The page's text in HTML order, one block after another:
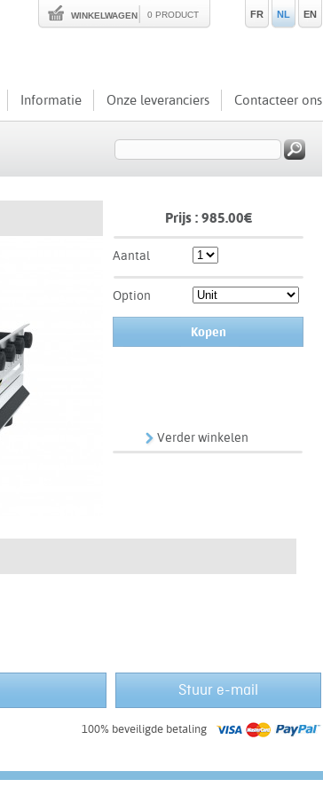
Informatie Onze leveranciers Contacteer ons
WINKELWAGEN 0 PRODUCT FR NL EN
Prijs : 985.00€
Aantal
Option
Kopen
Verder winkelen
Stuur e-mail
100% beveiligde betaling